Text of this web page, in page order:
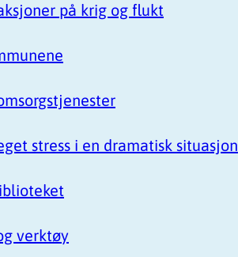
på krig og flukt
stress i en dramatisk situasjon
verktøy